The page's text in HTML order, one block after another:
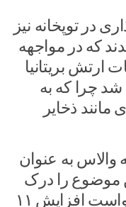
در توپخانه نیز
که در مواجهه
ارتش بریتانیا
چرا که به
ذخایر
به عنوان
موضوع را درک
می‌کند و بنا به گزارش‌ها درخواست افزایش ۱۱